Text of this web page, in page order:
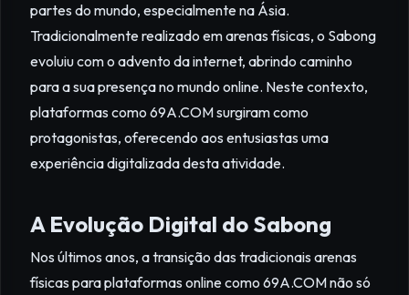
partes do mundo, especialmente na Ásia.
Tradicionalmente realizado em arenas físicas, o Sabong
evoluiu com o advento da internet, abrindo caminho
para a sua presença no mundo online. Neste contexto,
plataformas como 69A.COM surgiram como
protagonistas, oferecendo aos entusiastas uma
experiência digitalizada desta atividade.
A Evolução Digital do Sabong
Nos últimos anos, a transição das tradicionais arenas
físicas para plataformas online como 69A.COM não só